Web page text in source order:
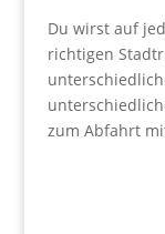
Du wirst auf
richtigen
zum Abfahrt